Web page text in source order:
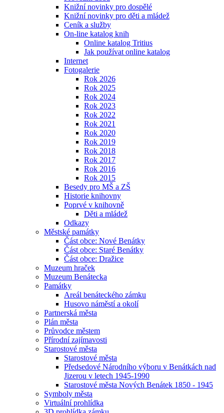
Knižní novinky pro dospělé
Knižní novinky pro děti a mládež
Ceník a služby
On-line katalog knih
Online katalog Tritius
Jak používat online katalog
Internet
Fotogalerie
Rok 2026
Rok 2025
Rok 2024
Rok 2023
Rok 2022
Rok 2021
Rok 2020
Rok 2019
Rok 2018
Rok 2017
Rok 2016
Rok 2015
Besedy pro MŠ a ZŠ
Historie knihovny
Poprvé v knihovně
Děti a mládež
Odkazy
Městské památky
Část obce: Nové Benátky
Část obce: Staré Benátky
Část obce: Dražice
Muzeum hraček
Muzeum Benátecka
Památky
Areál benáteckého zámku
Husovo náměstí a okolí
Partnerská města
Plán města
Průvodce městem
Přírodní zajímavosti
Starostové města
Starostové města
Předsedové Národního výboru v Benátkách nad
Jizerou v letech 1945-1990
Starostové města Nových Benátek 1850 - 1945
Symboly města
Virtuální prohlídka